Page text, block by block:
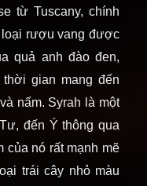
từ Tuscany, chính
loại rượu vang được
quả anh đào đen,
gian mang đến
nấm. Syrah là một
đến Ý thông qua
của nó rất mạnh mẽ
trái cây nhỏ màu